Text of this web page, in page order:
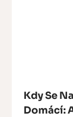
Kdy Se
Domácí: